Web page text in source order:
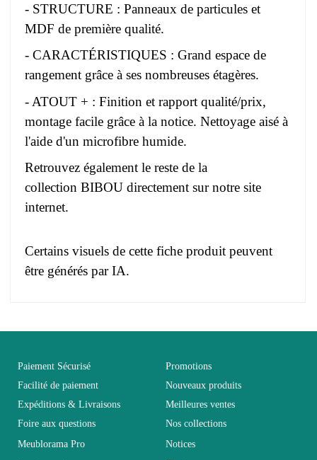
- STRUCTURE : Panneaux de particules et
MDF de première qualité.
- CARACTÉRISTIQUES : Grand espace de
rangement grâce à ses nombreuses étagères.
- ATOUT + : Finition et rapport qualité/prix,
montage facile grâce à la notice. Nettoyage aisé à
l'aide d'un microfibre humide.
Retrouvez également le reste de la
collection BIBOU directement sur notre site
internet.
Certains visuels de cette fiche produit peuvent
être générés par IA.
Age Enfant
Collection BIBOU
Coloris Marron - Bois
Vous devez vous connecter pour laisser un avis
Paiement Sécurisé
Facilité de paiement
Expéditions & Livraisons
Foire aux questions
Meublorama Pro
Promotions
Nouveaux produits
Meilleures ventes
Nos collections
Notices